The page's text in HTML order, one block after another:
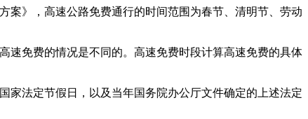
案》，高速公路免费通行的时间范围为春节、清明节、劳动
速免费的情况是不同的。高速免费时段计算高速免费的具体
家法定节假日，以及当年国务院办公厅文件确定的上述法定